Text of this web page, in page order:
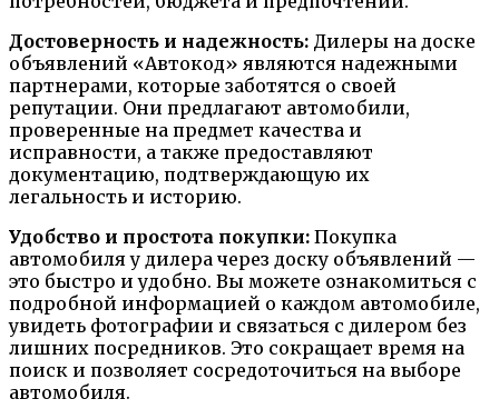
Достоверность и надежность: Дилеры на доске
объявлений «Автокод» являются надежными
партнерами, которые заботятся о своей
репутации. Они предлагают автомобили,
проверенные на предмет качества и
исправности, а также предоставляют
документацию, подтверждающую их
легальность и историю.
Удобство и простота покупки: Покупка
автомобиля у дилера через доску объявлений —
это быстро и удобно. Вы можете ознакомиться с
подробной информацией о каждом автомобиле,
увидеть фотографии и связаться с дилером без
лишних посредников. Это сокращает время на
поиск и позволяет сосредоточиться на выборе
автомобиля.